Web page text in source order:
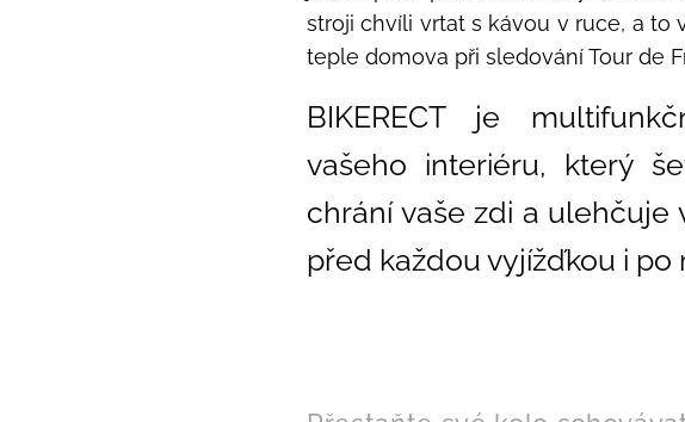
stroji chvíli vrtat s kávou v ruce, a to
teple domova při sledování Tour de
BIKERECT je
vašeho interiéru, který
chrání vaše zdi a ulehčuje
před každou vyjížďkou i po